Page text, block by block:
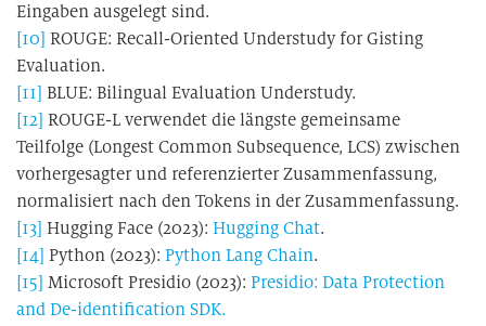
Eingaben ausgelegt sind.
[10] ROUGE: Recall-Oriented Understudy for Gisting
Evaluation.
[11] BLUE: Bilingual Evaluation Understudy.
[12] ROUGE-L verwendet die längste gemeinsame
Teilfolge (Longest Common Subsequence, LCS) zwischen
vorhergesagter und referenzierter Zusammenfassung,
normalisiert nach den Tokens in der Zusammenfassung.
[13] Hugging Face (2023): Hugging Chat.
[14] Python (2023): Python Lang Chain.
[15] Microsoft Presidio (2023): Presidio: Data Protection
and De-identification SDK.